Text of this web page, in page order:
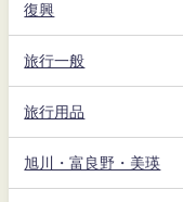
復興
旅行一般
旅行用品
旭川・富良野・美瑛